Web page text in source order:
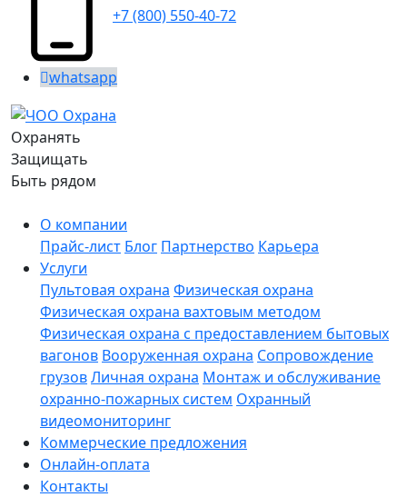
+7 (800) 550-40-72
whatsapp
Охранять
Защищать
Быть рядом
О компании
Прайс-лист Блог Партнерство Карьера
Услуги
Пультовая охрана Физическая охрана
Физическая охрана вахтовым методом
Физическая охрана с предоставлением бытовых
вагонов Вооруженная охрана Сопровождение
грузовЛичная охрана Монтаж и обслуживание
охранно-пожарных систем Охранный
видеомониторинг
Коммерческие предложения
Онлайн-оплата
Контакты